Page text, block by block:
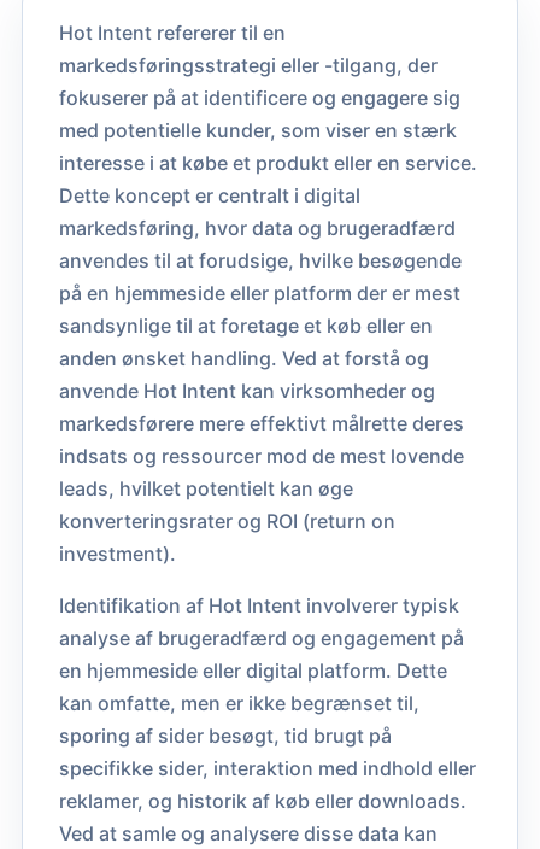
Hot Intent refererer til en
markedsføringsstrategi eller -tilgang, der
fokuserer på at identificere og engagere sig
med potentielle kunder, som viser en stærk
interesse i at købe et produkt eller en service.
Dette koncept er centralt i digital
markedsføring, hvor data og brugeradfærd
anvendes til at forudsige, hvilke besøgende
på en hjemmeside eller platform der er mest
sandsynlige til at foretage et køb eller en
anden ønsket handling. Ved at forstå og
anvende Hot Intent kan virksomheder og
markedsførere mere effektivt målrette deres
indsats og ressourcer mod de mest lovende
leads, hvilket potentielt kan øge
konverteringsrater og ROI (return on
investment).
Identifikation af Hot Intent involverer typisk
analyse af brugeradfærd og engagement på
en hjemmeside eller digital platform. Dette
kan omfatte, men er ikke begrænset til,
sporing af sider besøgt, tid brugt på
specifikke sider, interaktion med indhold eller
reklamer, og historik af køb eller downloads.
Ved at samle og analysere disse data kan